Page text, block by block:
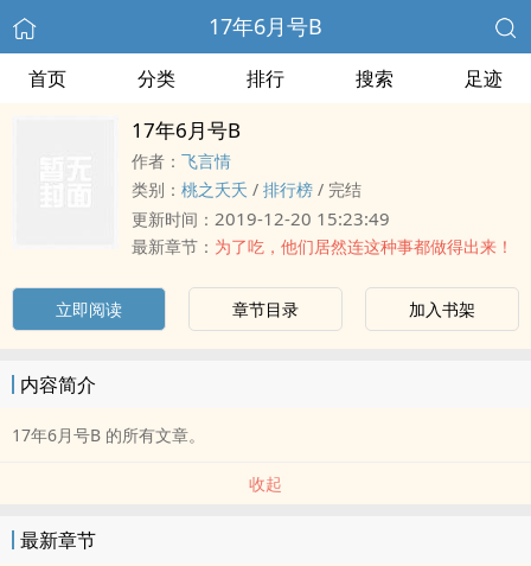
17年6月号B
首页 分类 排行 搜索 足迹
17年6月号B
作者： 飞言情
类别： 桃之夭夭 / 排行榜 / 完结
更新时间： 2019-12-20 15:23:49
最新章节： 为了吃，他们居然连这种事都做得出来！
立即阅读 章节目录 加入书架
内容简介
17年6月号B 的所有文章。
收起
最新章节